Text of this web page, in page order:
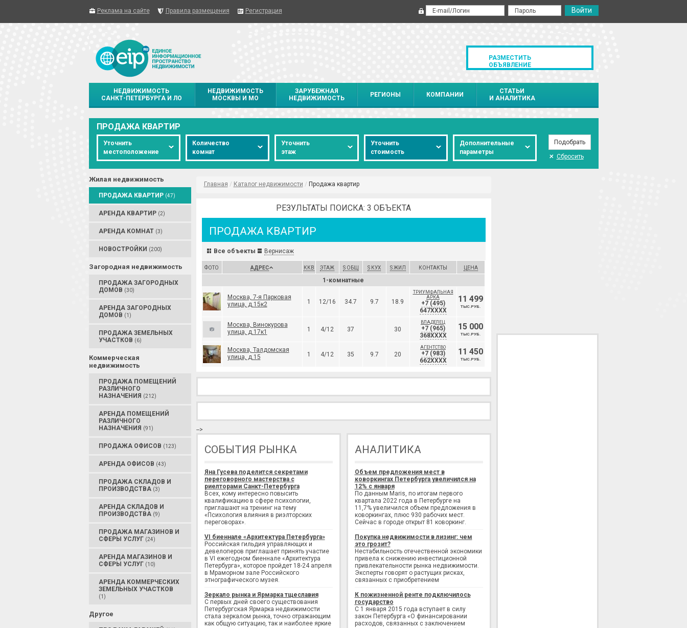
Реклама на сайте Правила размещения Регистрация
РАЗМЕСТИТЬ
ОБЪЯВЛЕНИЕ
НЕДВИЖИМОСТЬ
САНКТ-ПЕТЕРБУРГА И ЛО
НЕДВИЖИМОСТЬ
МОСКВЫ И МО
ЗАРУБЕЖНАЯ
НЕДВИЖИМОСТЬ
РЕГИОНЫ КОМПАНИИ
СТАТЬИ
И АНАЛИТИКА
ПРОДАЖА КВАРТИР
Уточнить
местоположение
Количество
комнат
Уточнить
этаж
Уточнить
стоимость
Дополнительные
параметры
Сбросить
Жилая недвижимость
ПРОДАЖА КВАРТИР (47)
АРЕНДА КВАРТИР (2)
АРЕНДА КОМНАТ (3)
НОВОСТРОЙКИ (200)
Загородная недвижимость
ПРОДАЖА ЗАГОРОДНЫХ
ДОМОВ (30)
АРЕНДА ЗАГОРОДНЫХ
ДОМОВ (1)
ПРОДАЖА ЗЕМЕЛЬНЫХ
УЧАСТКОВ (6)
Коммерческая
недвижимость
ПРОДАЖА ПОМЕЩЕНИЙ
РАЗЛИЧНОГО
НАЗНАЧЕНИЯ (212)
АРЕНДА ПОМЕЩЕНИЙ
РАЗЛИЧНОГО
НАЗНАЧЕНИЯ (91)
ПРОДАЖА ОФИСОВ (123)
АРЕНДА ОФИСОВ (43)
ПРОДАЖА СКЛАДОВ И
ПРОИЗВОДСТВА (3)
АРЕНДА СКЛАДОВ И
ПРОИЗВОДСТВА (9)
ПРОДАЖА МАГАЗИНОВ И
СФЕРЫ УСЛУГ (24)
АРЕНДА МАГАЗИНОВ И
СФЕРЫ УСЛУГ (10)
АРЕНДА КОММЕРЧЕСКИХ
ЗЕМЕЛЬНЫХ УЧАСТКОВ
(1)
Другое
Главная / Каталог недвижимости / Продажа квартир
РЕЗУЛЬТАТЫ ПОИСКА: 3 ОБЪЕКТА
ПРОДАЖА КВАРТИР
Все объекты Вернисаж
ФОТО АДРЕС ККВ ЭТАЖ S ОБЩ S КУХ S ЖИЛ КОНТАКТЫ ЦЕНА
1-комнатные
Москва, 7-я Парковая
улица, д.15к2
1 12/16 34.7 9.7 18.9
ТРИУМФАЛЬНАЯ
АРКА
+7 (495)
647XXXX
11 499
ТЫС.РУБ.
Москва, Винокурова
улица, д.17к1
1 4/12 37 30
ВЛАДЕЛЕЦ
+7 (965)
368XXXX
15 000
ТЫС.РУБ.
Москва, Талдомская
улица, д.15
1 4/12 35 9.7 20
АГЕНТСТВО
+7 (983)
662XXXX
11 450
ТЫС.РУБ.
-->
СОБЫТИЯ РЫНКА
Яна Гусева поделится секретами
переговорного мастерства с
риелторами Санкт-Петербурга
Всех, кому интересно повысить
квалификацию в сфере психологии,
приглашают на тренинг на тему
«Психология влияния в риэлторских
переговорах».
VI биеннале «Архитектура Петербурга»
Российская гильдия управляющих и
девелоперов приглашает принять участие
в VI ежегодном биеннале «Архитектура
Петербурга», которое пройдет 18-24 апреля
в Мраморном зале Российского
этнографического музея.
Зеркало рынка и Ярмарка тщеславия
С первых дней своего существования
Петербургская Ярмарка недвижимости
стала зеркалом рынка, точно отражающим
как общую ситуацию, так и наиболее яркие
АНАЛИТИКА
Объем предложения мест в
коворкингах Петербурга увеличился на
12% с января
По данным Maris, по итогам первого
квартала 2022 года в Петербурге на
11,7% увеличился объем предложения в
коворкингах, плюс 930 рабочих мест.
Сейчас в городе открыт 81 коворкинг.
Покупка недвижимости в лизинг: чем
это грозит?
Нестабильность отечественной экономики
привела к снижению инвестиционной
привлекательности рынка недвижимости.
Эксперты говорят о растущих рисках,
связанных с приобретением
К пожизненной ренте подключилось
государство
С 1 января 2015 года вступает в силу
закон Петербурга «О финансировании
расходов, связанных с заключением